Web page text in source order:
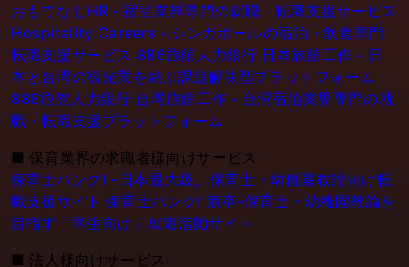
おもてなしHR - 宿泊業界専門の就職・転職支援サービス
Hospitality Careers - シンガポールの宿泊・飲食専門
転職支援サービス 886旅館人力銀行 日本旅館工作 - 日
本と台湾の観光業を結ぶ課題解決型プラットフォーム
886旅館人力銀行 台湾旅館工作 - 台湾宿泊業界専門の就
職・転職支援プラットフォーム
■ 保育業界の求職者様向けサービス
保育士バンク! -日本最大級。保育士・幼稚園教論向け転
職支援サイト 保育士バンク! 新卒-保育士・幼稚園教論を
目指す「学生向け」就職活動サイト
■ 法人様向けサービス